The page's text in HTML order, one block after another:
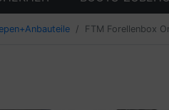
FTM Forellenbox